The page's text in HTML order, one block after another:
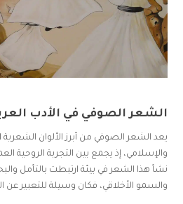
الشعر الصوفي في الأدب
يعد الشعر الصوفي من أبرز الألوان الشعرية
والإسلامي، إذ يجمع بين التجربة الروحية
نشأ هذا الشعر في بيئة ارتبطت بالتأمل
والسمو الأخلاقي، فكان وسيلة للتعبير عن